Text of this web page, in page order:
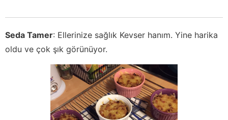
Seda Tamer: Ellerinize sağlık Kevser hanım. Yine harika
oldu ve çok şık görünüyor.